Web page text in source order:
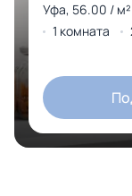
Уфа, 56.00 / м²
1 комната